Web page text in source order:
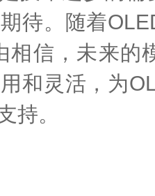
待。随着
相信，未来的
和灵活，为
持。